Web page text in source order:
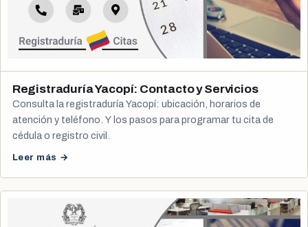
Registraduría Yacopí: Contacto y Servicios
Consulta la registraduría Yacopí: ubicación, horarios de
atención y teléfono. Y los pasos para programar tu cita de
cédula o registro civil.
Leer más →